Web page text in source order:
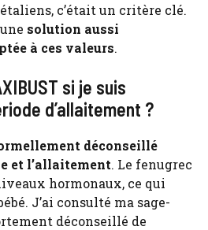
c’était un critère clé.
solution aussi
à ces valeurs.
si je suis
d’allaitement ?
déconseillé
et l’allaitement. Le fenugrec
hormonaux, ce qui
J’ai consulté ma sage-
déconseillé de